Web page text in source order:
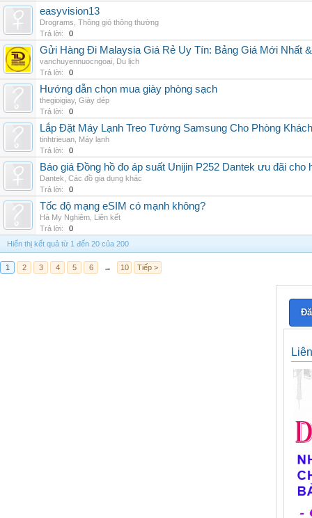
easyvision13
Drograms Thông gió thông thường
Trả lời:
0
Gửi Hàng Đi Malaysia Giá Rẻ Uy Tín: Bảng Giá Mới Nhất
vanchuyennuocngoai Du lịch
Trả lời:
0
Hướng dẫn chọn mua giày phòng sạch
thegioigiay, Giày dép
Trả lời:
0
Lắp Đặt Máy Lạnh Treo Tường Samsung Cho Phòng Khách
tinhtrieuan Máy lạnh
Trả lời:
0
Báo giá Đồng hồ đo áp suất Unijin P252 Dantek ưu đãi cho
Dantek Các đồ gia dụng khác
Trả lời:
0
Tốc độ mạng eSIM có mạnh không?
Hà My Nghiêm Liên kết
Trả lời:
0
Hiển thị kết quả từ 1 đến 20 của 200
1 2 3 4 5 6 → 10 Tiếp >